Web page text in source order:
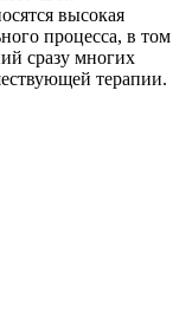
высокая
процесса, в том
сразу многих
терапии.